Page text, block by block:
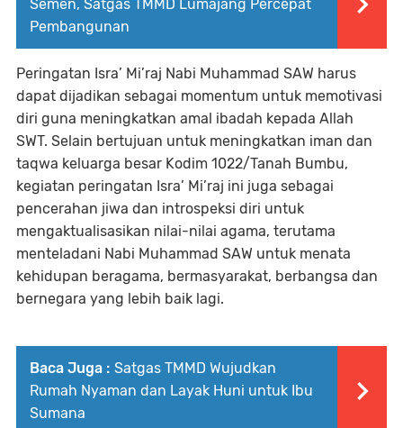
Semen, Satgas TMMD Lumajang Percepat
Pembangunan
Peringatan Isra’ Mi’raj Nabi Muhammad SAW harus
dapat dijadikan sebagai momentum untuk memotivasi
diri guna meningkatkan amal ibadah kepada Allah
SWT. Selain bertujuan untuk meningkatkan iman dan
taqwa keluarga besar Kodim 1022/Tanah Bumbu,
kegiatan peringatan Isra’ Mi’raj ini juga sebagai
pencerahan jiwa dan introspeksi diri untuk
mengaktualisasikan nilai-nilai agama, terutama
menteladani Nabi Muhammad SAW untuk menata
kehidupan beragama, bermasyarakat, berbangsa dan
bernegara yang lebih baik lagi.
Baca Juga : Satgas TMMD Wujudkan
Rumah Nyaman dan Layak Huni untuk Ibu
Sumana